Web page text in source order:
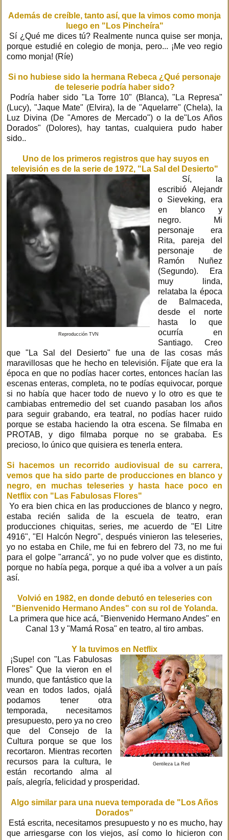
Además de creíble, tanto así, que la vimos como monja
luego en "Los Pincheíra"
Sí ¿Qué me dices tú? Realmente nunca quise ser monja,
porque estudié en colegio de monja, pero... ¡Me veo regio
como monja! (Ríe)
Si no hubiese sido la hermana Rebeca ¿Qué personaje
de teleserie podría haber sido?
Podría haber sido "La Torre 10" (Blanca), "La Represa"
(Lucy), "Jaque Mate" (Elvira), la de "Aquelarre" (Chela), la
Luz Divina (De "Amores de Mercado") o la de"Los Años
Dorados" (Dolores), hay tantas, cualquiera pudo haber
sido..
Uno de los primeros registros que hay suyos en
televisión es de la serie de 1972, "La Sal del Desierto"
Reproducción TVN
Sí, la
escribió Alejandr
o Sieveking, era
en blanco y
negro. Mi
personaje era
Rita, pareja del
personaje de
Ramón Nuñez
(Segundo). Era
muy linda,
relataba la época
de Balmaceda,
desde el norte
hasta lo que
ocurría en
Santiago. Creo
que "La Sal del Desierto" fue una de las cosas más
maravillosas que he hecho en televisión. Fíjate que era la
época en que no podías hacer cortes, entonces hacían las
escenas enteras, completa, no te podías equivocar, porque
si no había que hacer todo de nuevo y lo otro es que te
cambiabas entremedio del set cuando pasaban los años
para seguir grabando, era teatral, no podías hacer ruido
porque se estaba haciendo la otra escena. Se filmaba en
PROTAB, y digo filmaba porque no se grababa. Es
precioso, lo único que quisiera es tenerla entera.
Si hacemos un recorrido audiovisual de su carrera,
vemos que ha sido parte de producciones en blanco y
negro, en muchas teleseries y hasta hace poco en
Netflix con "Las Fabulosas Flores"
Yo era bien chica en las producciones de blanco y negro,
estaba recién salida de la escuela de teatro, eran
producciones chiquitas, series, me acuerdo de "El Litre
4916", "El Halcón Negro", después vinieron las teleseries,
yo no estaba en Chile, me fui en febrero del 73, no me fui
para el golpe "arrancá", yo no pude volver que es distinto,
porque no había pega, porque a qué iba a volver a un país
así.
Volvió en 1982, en donde debutó en teleseries con
"Bienvenido Hermano Andes" con su rol de Yolanda.
La primera que hice acá, "Bienvenido Hermano Andes" en
Canal 13 y "Mamá Rosa" en teatro, al tiro ambas.
Y la tuvimos en Netflix
Gentileza La Red
¡Supe! con "Las Fabulosas
Flores" Que la vieron en el
mundo, que fantástico que la
vean en todos lados, ojalá
podamos tener otra
temporada, necesitamos
presupuesto, pero ya no creo
que del Consejo de la
Cultura porque se que los
recortaron. Mientras recorten
recursos para la cultura, le
están recortando alma al
país, alegría, felicidad y prosperidad.
Algo similar para una nueva temporada de "Los Años
Dorados"
Está escrita, necesitamos presupuesto y no es mucho, hay
que arriesgarse con los viejos, así como lo hicieron con